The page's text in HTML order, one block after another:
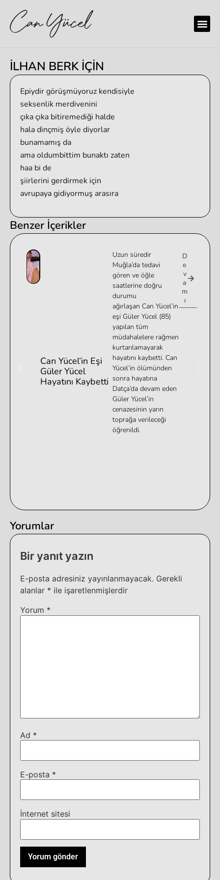
İLHAN BERK İÇİN
Epiydir görüşmüyoruz kendisiyle
seksenlik merdivenini
çıka çıka bitiremediği halde
hala dinçmiş öyle diyorlar
bunamamış da
ama oldumbittim bunaktı zaten
haa bi de
şiirlerini gerdirmek için
avrupaya gidiyormuş arasıra
Benzer İçerikler
Can Yücel’in Eşi
Güler Yücel
Hayatını Kaybetti
Uzun süredir
Muğla’da tedavi
gören ve öğle
saatlerine doğru
durumu
ağırlaşan Can Yücel’in
eşi Güler Yücel (85)
yapılan tüm
müdahalelere rağmen
kurtarılamayarak
hayatını kaybetti. Can
Yücel’in ölümünden
sonra hayatına
Datça’da devam eden
Güler Yücel’in
cenazesinin yarın
toprağa verileceği
öğrenildi.
D
e
v
a
m
ı
Yorumlar
Bir yanıt yazın
E-posta adresiniz yayınlanmayacak. Gerekli
alanlar * ile işaretlenmişlerdir
Yorum *
Ad *
E-posta *
İnternet sitesi